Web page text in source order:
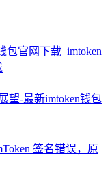
包官网下载_imtoken
望-最新imtoken钱包
签名错误，原